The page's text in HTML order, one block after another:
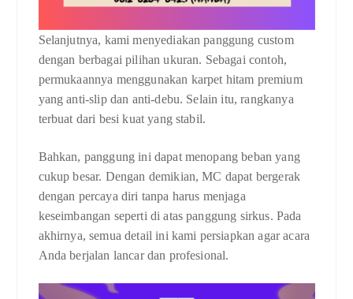
Selanjutnya, kami menyediakan panggung custom
dengan berbagai pilihan ukuran. Sebagai contoh,
permukaannya menggunakan karpet hitam premium
yang anti-slip dan anti-debu. Selain itu, rangkanya
terbuat dari besi kuat yang stabil.
Bahkan, panggung ini dapat menopang beban yang
cukup besar. Dengan demikian, MC dapat bergerak
dengan percaya diri tanpa harus menjaga
keseimbangan seperti di atas panggung sirkus. Pada
akhirnya, semua detail ini kami persiapkan agar acara
Anda berjalan lancar dan profesional.